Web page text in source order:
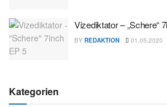
Vizediktator – „Schere“
BY REDAKTION 01.05.2020
Kategorien